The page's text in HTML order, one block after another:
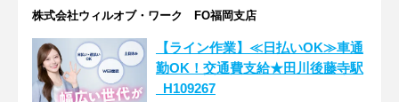
株式会社ウィルオブ・ワーク FO福岡支店
【ライン作業】≪日払いOK≫車通
勤OK！交通費支給★田川後藤寺駅
_H109267